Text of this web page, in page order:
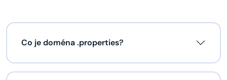
Co je doména .properties?